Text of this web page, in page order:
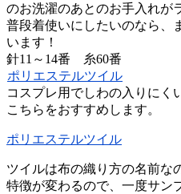
のお洗濯のあとのお手入れが
普段着使いにしたいのなら、
います！
針11～14番 糸60番
ポリエステルツイル
コスプレ用でしわの入りにく
こちらをおすすめします。
ポリエステルツイル
ツイルは布の織り方の名前な
特徴が変わるので、一度サン